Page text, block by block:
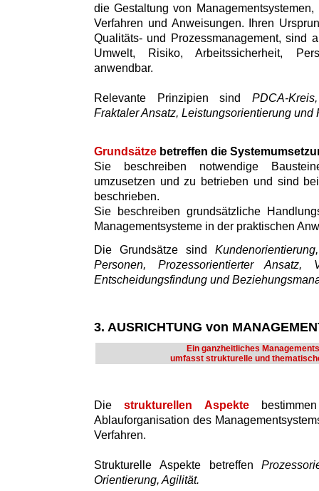
die Gestaltung von
Verfahren und Anweisungen. Ihren
Qualitäts- und Prozessmanagement, sind
Umwelt, Risiko, Arbeitssicherheit,
anwendbar.
Relevante Prinzipien sind PDCA-
Fraktaler Ansatz, Leistungsorientierung und
Grundsätze betreffen die
Sie beschreiben notwendige
umzusetzen und zu betrieben und sind
beschrieben.
Sie beschreiben grundsätzliche
Managementsysteme in der praktischen
Die Grundsätze sind
Personen, Prozessorientierter Ansatz,
Entscheidungsfindung und
3. AUSRICHTUNG von
Ein ganzheitliches
umfasst strukturelle und
Diestrukturellen Aspekte
Ablauforganisation des
Verfahren.
Strukturelle Aspekte betreffen
Orientierung, Agilität.